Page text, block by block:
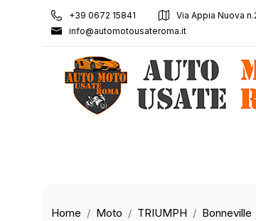
+39 0672 15841
Via Appia Nuova
info@automotousateroma.it
Home Moto TRIUMPH Bonneville